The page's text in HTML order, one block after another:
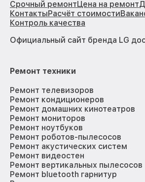
Срочный ремонтЦена на ремонт
КонтактыРасчёт стоимости
Контроль качества
Официальный сайт бренда LG
Ремонт техники
Ремонт телевизоров
Ремонт кондиционеров
Ремонт домашних кинотеатров
Ремонт мониторов
Ремонт ноутбуков
Ремонт роботов-пылесосов
Ремонт акустических систем
Ремонт видеостен
Ремонт вертикальных пылесосов
Ремонт bluetooth гарнитур